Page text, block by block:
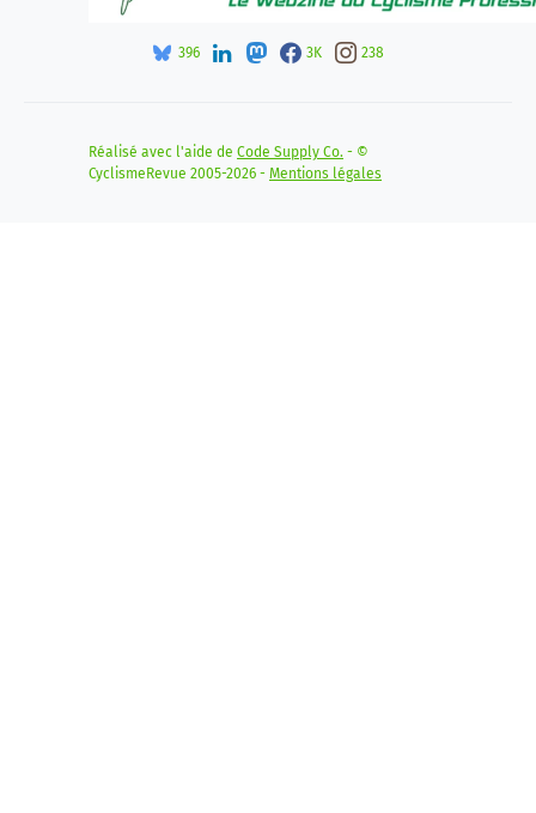
396 3K 238
Réalisé avec l'aide de Code Supply Co. - ©
CyclismeRevue 2005-2026 - Mentions légales